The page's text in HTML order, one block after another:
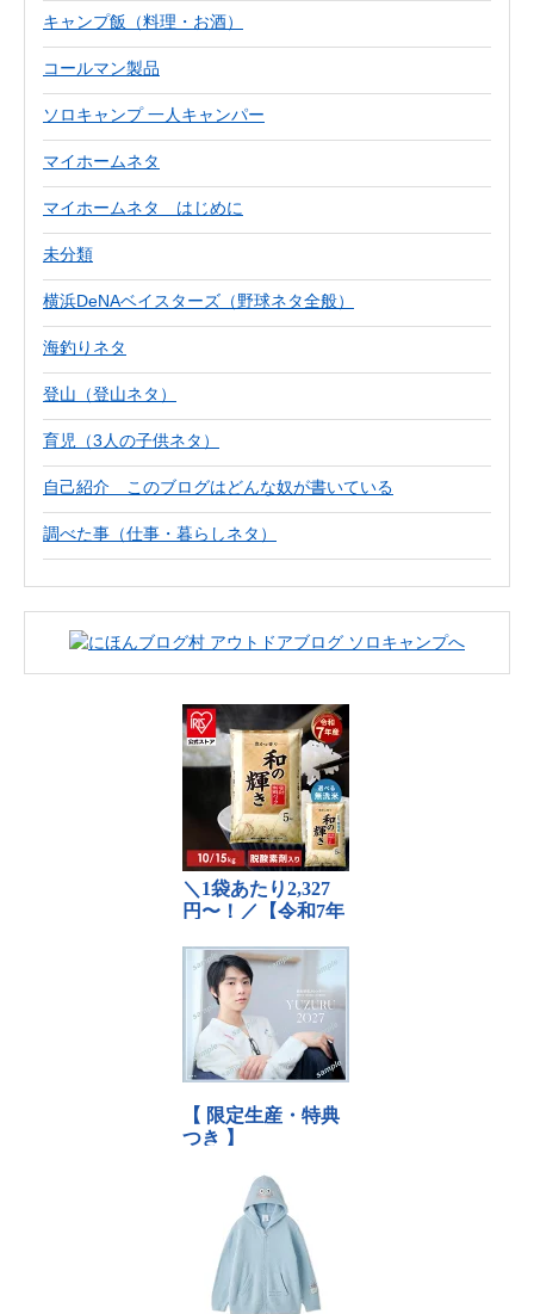
キャンプ飯（料理・お酒）
コールマン製品
ソロキャンプ 一人キャンパー
マイホームネタ
マイホームネタ はじめに
未分類
横浜DeNAベイスターズ（野球ネタ全般）
海釣りネタ
登山（登山ネタ）
育児（3人の子供ネタ）
自己紹介 このブログはどんな奴が書いている
調べた事（仕事・暮らしネタ）